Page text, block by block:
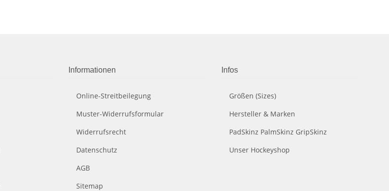
Informationen
Online-Streitbeilegung
Muster-Widerrufsformular
Widerrufsrecht
Datenschutz
AGB
Sitemap
Infos
Größen (Sizes)
Hersteller & Marken
PadSkinz PalmSkinz GripSkinz
Unser Hockeyshop